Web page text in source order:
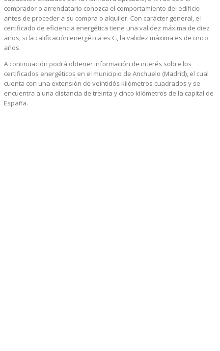
comprador o arrendatario conozca el comportamiento del edificio
antes de proceder a su compra o alquiler. Con carácter general, el
certificado de eficiencia energética tiene una validez máxima de diez
años; si la calificación energética es G, la validez máxima es de cinco
años.
A continuación podrá obtener información de interés sobre los
certificados energéticos en el municipio de Anchuelo (Madrid), el cual
cuenta con una extensión de veintidós kilómetros cuadrados y se
encuentra a una distancia de treinta y cinco kilómetros de la capital de
España.